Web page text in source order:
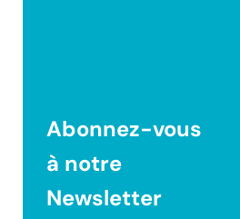
Abonnez-vous
à notre
Newsletter